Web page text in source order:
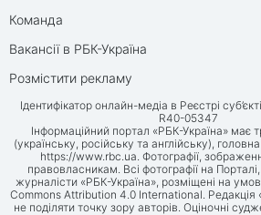
Команда
Вакансії в РБК-Україна
Розмістити рекламу
Ідентифікатор онлайн-медіа в Реєстрі
R40-05347
Інформаційний портал «РБК-Україна» має
(українську, російську та англійську),
https://www.rbc.ua. Фотографії,
правовласникам. Всі фотографії на
журналісти «РБК-Україна», розміщені на
Commons Attribution 4.0 International. Редакція
не поділяти точку зору авторів. Оціночні